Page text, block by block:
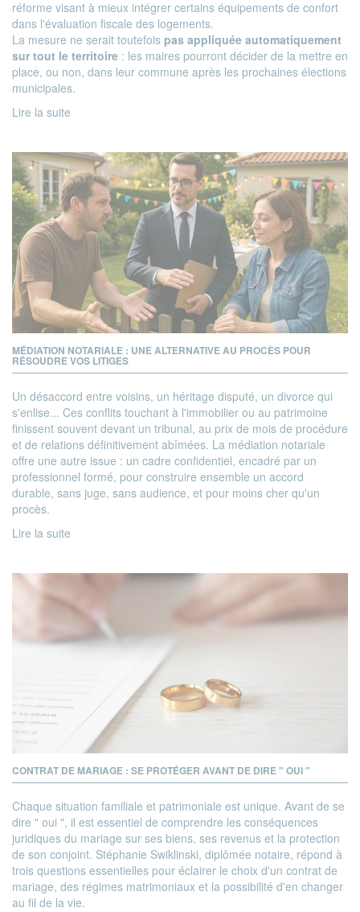
réforme visant à mieux intégrer certains équipements de confort
dans l'évaluation fiscale des logements.
La mesure ne serait toutefois pas appliquée automatiquement
sur tout le territoire : les maires pourront décider de la mettre en
place, ou non, dans leur commune après les prochaines élections
municipales.
Lire la suite
MÉDIATION NOTARIALE : UNE ALTERNATIVE AU PROCÈS POUR
RÉSOUDRE VOS LITIGES
Un désaccord entre voisins, un héritage disputé, un divorce qui
s'enlise... Ces conflits touchant à l'immobilier ou au patrimoine
finissent souvent devant un tribunal, au prix de mois de procédure
et de relations définitivement abîmées. La médiation notariale
offre une autre issue : un cadre confidentiel, encadré par un
professionnel formé, pour construire ensemble un accord
durable, sans juge, sans audience, et pour moins cher qu'un
procès.
Lire la suite
CONTRAT DE MARIAGE : SE PROTÉGER AVANT DE DIRE " OUI "
Chaque situation familiale et patrimoniale est unique. Avant de se
dire " oui ", il est essentiel de comprendre les conséquences
juridiques du mariage sur ses biens, ses revenus et la protection
de son conjoint. Stéphanie Swiklinski, diplômée notaire, répond à
trois questions essentielles pour éclairer le choix d'un contrat de
mariage, des régimes matrimoniaux et la possibilité d'en changer
au fil de la vie.